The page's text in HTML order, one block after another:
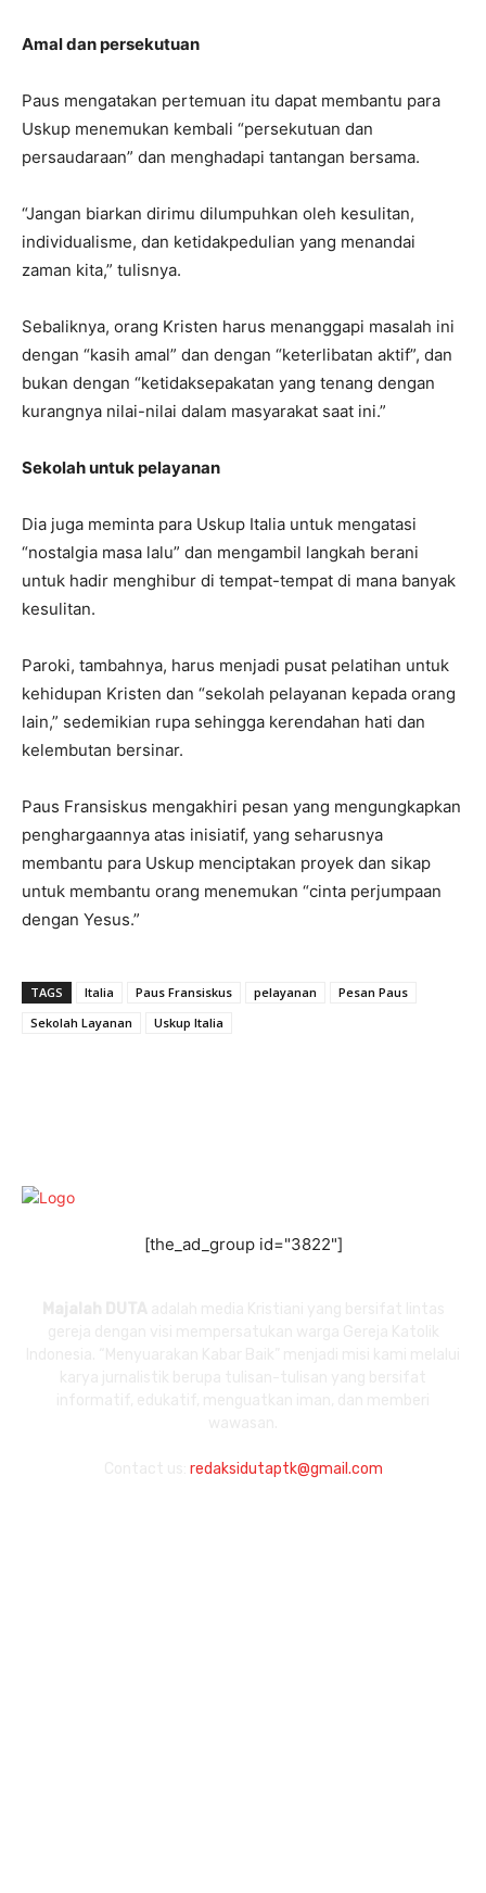
Amal dan persekutuan
Paus mengatakan pertemuan itu dapat membantu para
Uskup menemukan kembali “persekutuan dan
persaudaraan” dan menghadapi tantangan bersama.
“Jangan biarkan dirimu dilumpuhkan oleh kesulitan,
individualisme, dan ketidakpedulian yang menandai
zaman kita,” tulisnya.
Sebaliknya, orang Kristen harus menanggapi masalah ini
dengan “kasih amal” dan dengan “keterlibatan aktif”, dan
bukan dengan “ketidaksepakatan yang tenang dengan
kurangnya nilai-nilai dalam masyarakat saat ini.”
Sekolah untuk pelayanan
Dia juga meminta para Uskup Italia untuk mengatasi
“nostalgia masa lalu” dan mengambil langkah berani
untuk hadir menghibur di tempat-tempat di mana banyak
kesulitan.
Paroki, tambahnya, harus menjadi pusat pelatihan untuk
kehidupan Kristen dan “sekolah pelayanan kepada orang
lain,” sedemikian rupa sehingga kerendahan hati dan
kelembutan bersinar.
Paus Fransiskus mengakhiri pesan yang mengungkapkan
penghargaannya atas inisiatif, yang seharusnya
membantu para Uskup menciptakan proyek dan sikap
untuk membantu orang menemukan “cinta perjumpaan
dengan Yesus.”
TAGS Italia Paus Fransiskus pelayanan
Pesan Paus
Sekolah Layanan
Uskup Italia
[the_ad_group id="3822"]
redaksidutaptk@gmail.com